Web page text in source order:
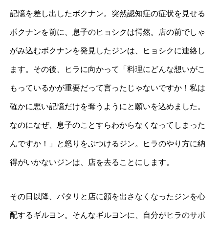
記憶を差し出したボクナン。突然認知症の症状を見せる
ボクナンを前に、息子のヒョシクは愕然。店の前でしゃ
がみ込むボクナンを発見したジンは、ヒョシクに連絡し
ます。その後、ヒラに向かって「料理にどんな想いがこ
もっているかが重要だって言ったじゃないですか！私は
確かに悪い記憶だけを奪うようにと願いを込めました。
なのになぜ、息子のことすらわからなくなってしまった
んですか！」と怒りをぶつけるジン。ヒラのやり方に納
得がいかないジンは、店を去ることにします。
その日以降、パタリと店に顔を出さなくなったジンを心
配するギルヨン。そんなギルヨンに、自分がヒラのサポ